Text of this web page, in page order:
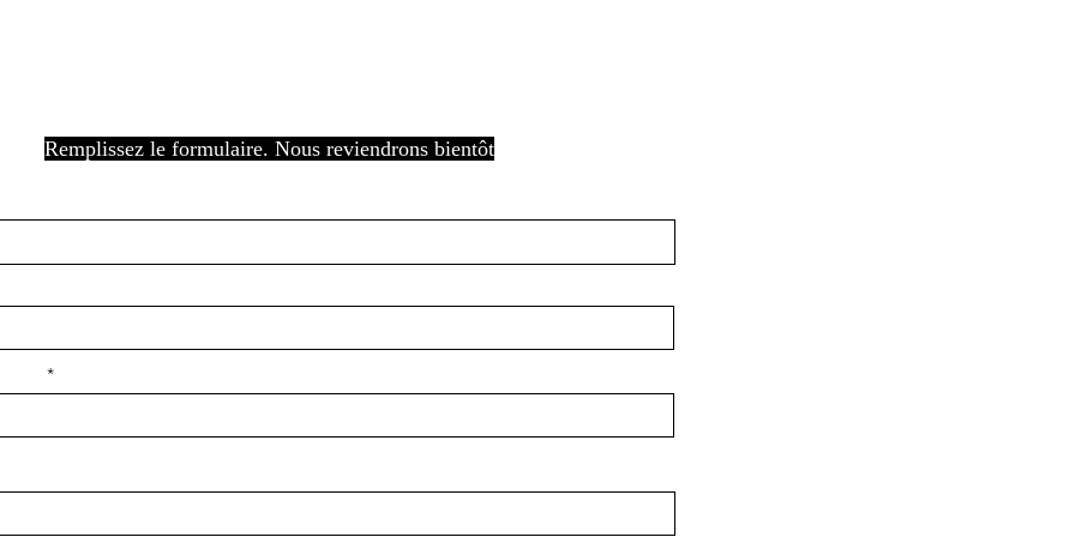
Remplissez le formulaire. Nous reviendrons bientôt